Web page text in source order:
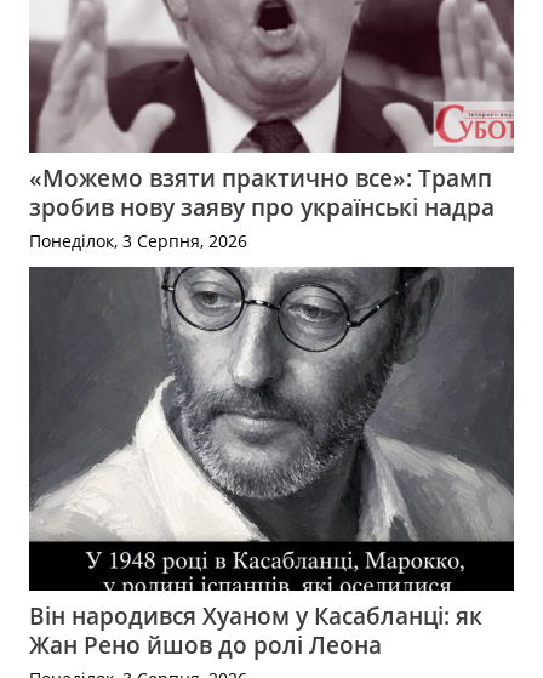
«Можемо взяти практично все»: Трамп
зробив нову заяву про українські надра
Понеділок, 3 Серпня, 2026
Він народився Хуаном у Касабланці: як
Жан Рено йшов до ролі Леона